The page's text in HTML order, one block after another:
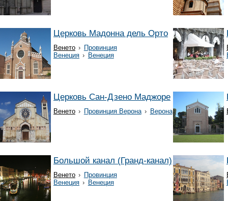
Церковь Мадонна дель Орто
Венето › Провинция
Венеция › Венеция
Церковь Сан-Дзено Маджоре
Венето › Провинция Верона › Верона
Большой канал (Гранд-канал)
Венето › Провинция
Венеция › Венеция